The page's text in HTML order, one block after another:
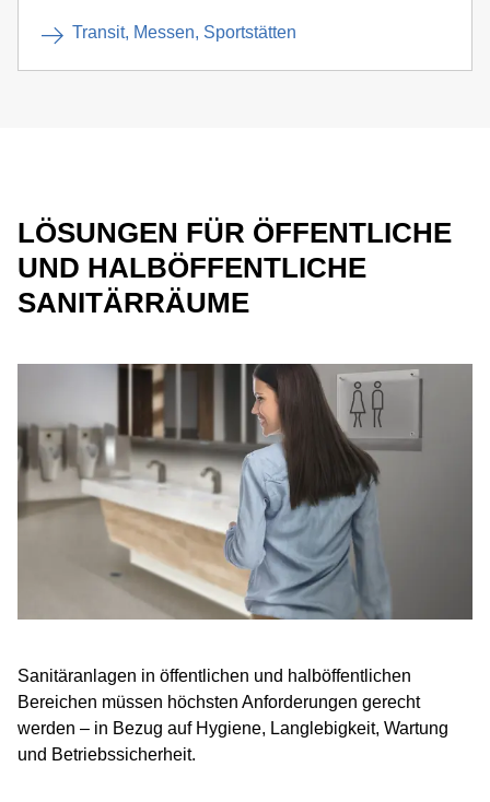
Transit, Messen, Sportstätten
LÖSUNGEN FÜR ÖFFENTLICHE
UND HALBÖFFENTLICHE
SANITÄRRÄUME
Sanitäranlagen in öffentlichen und halböffentlichen
Bereichen müssen höchsten Anforderungen gerecht
werden – in Bezug auf Hygiene, Langlebigkeit, Wartung
und Betriebssicherheit.